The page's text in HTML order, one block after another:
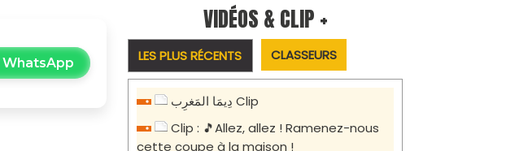
WhatsApp
VIDÉOS & CLIP +
LES PLUS RÉCENTS CLASSEURS
دِيمَا المَغرِب Clip
Clip : 🎵Allez, allez ! Ramenez-nous
cette coupe à la maison !